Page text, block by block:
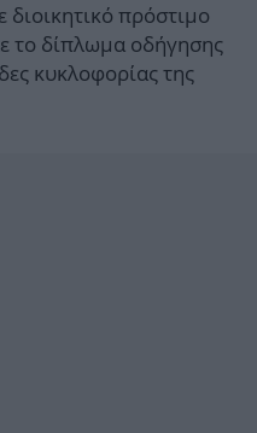
πρόστιμο
το δίπλωμα οδήγησης
κυκλοφορίας της